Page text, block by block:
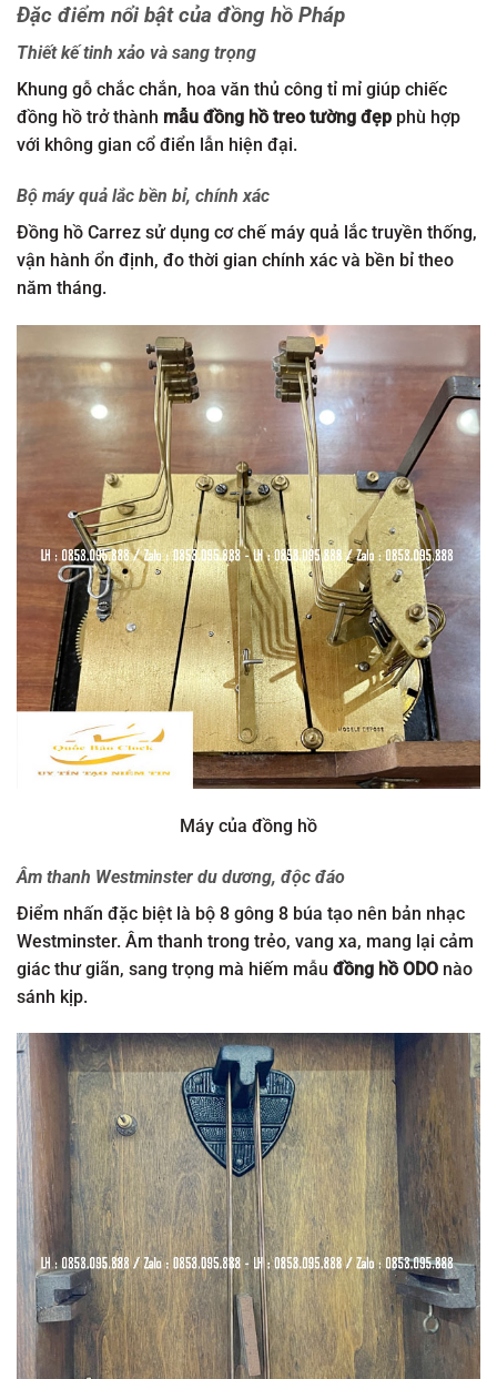
Đặc điểm nổi bật của đồng hồ Pháp
Thiết kế tinh xảo và sang trọng
Khung gỗ chắc chắn, hoa văn thủ công tỉ mỉ giúp chiếc
đồng hồ trở thành mẫu đồng hồ treo tường đẹp phù hợp
với không gian cổ điển lẫn hiện đại.
Bộ máy quả lắc bền bỉ, chính xác
Đồng hồ Carrez sử dụng cơ chế máy quả lắc truyền thống,
vận hành ổn định, đo thời gian chính xác và bền bỉ theo
năm tháng.
Máy của đồng hồ
Âm thanh Westminster du dương, độc đáo
Điểm nhấn đặc biệt là bộ 8 gông 8 búa tạo nên bản nhạc
Westminster. Âm thanh trong trẻo, vang xa, mang lại cảm
giác thư giãn, sang trọng mà hiếm mẫu đồng hồ ODO nào
sánh kịp.